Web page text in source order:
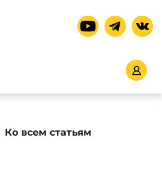
Ко всем статьям